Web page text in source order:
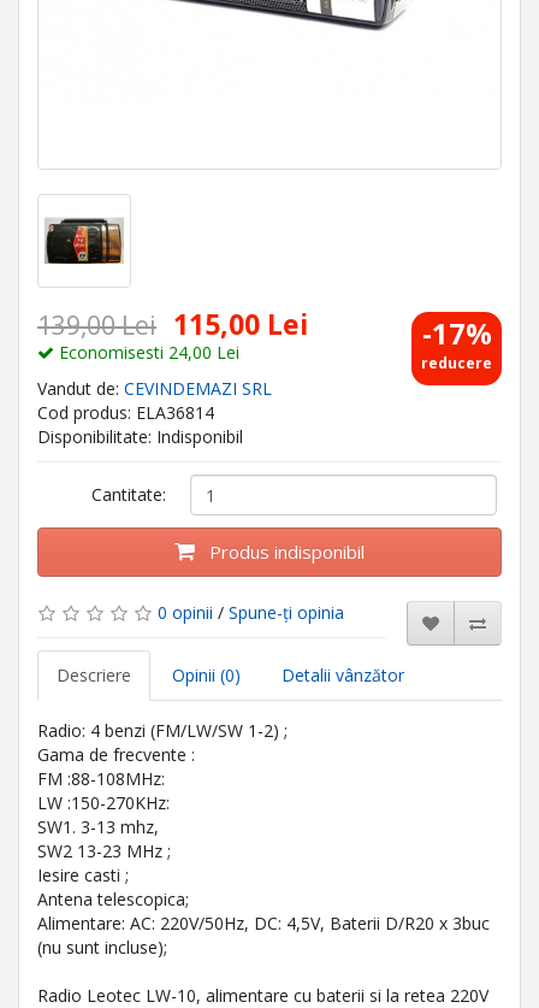
-17%
reducere
139,00 Lei 115,00 Lei
Economisesti 24,00 Lei
Vandut de: CEVINDEMAZI SRL
Cod produs: ELA36814
Disponibilitate: Indisponibil
Cantitate:
Produs indisponibil
0 opinii / Spune-ţi opinia
Descriere Opinii (0) Detalii vânzător
Radio: 4 benzi (FM/LW/SW 1-2) ;
Gama de frecvente :
FM :88-108MHz:
LW :150-270KHz:
SW1. 3-13 mhz,
SW2 13-23 MHz ;
Iesire casti ;
Antena telescopica;
Alimentare: AC: 220V/50Hz, DC: 4,5V, Baterii D/R20 x 3buc
(nu sunt incluse);
Radio Leotec LW-10, alimentare cu baterii si la retea 220V